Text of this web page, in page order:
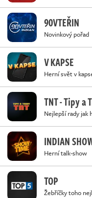
90VTEŘIN
Novinkový pořad
V KAPSE
Herní svět v
TNT - Tipy a
Nejlepší rady jak
INDIAN
Herní talk-show
TOP
Žebříčky toho